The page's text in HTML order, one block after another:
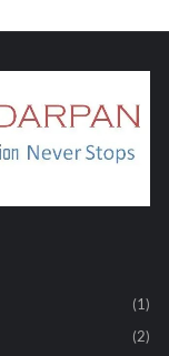
(1)
(2)